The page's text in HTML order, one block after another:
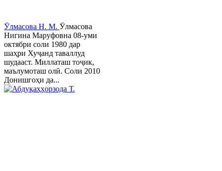
Ӯлмасова Н. М. Ӯлмасова
Нигина Маруфовна 08-уми
октябри соли 1980 дар
шаҳри Хуҷанд таваллуд
шудааст. Миллаташ тоҷик,
маълумоташ олӣ. Соли 2010
Донишгоҳи да...